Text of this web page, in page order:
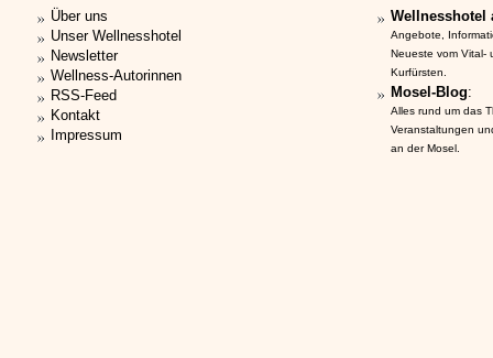
Über uns
Unser Wellnesshotel
Newsletter
Wellness-Autorinnen
RSS-Feed
Kontakt
Impressum
Wellnesshotel
Angebote,
Neueste vom Vital-
Kurfürsten.
Mosel-Blog:
Alles rund um das
Veranstaltungen
an der Mosel.